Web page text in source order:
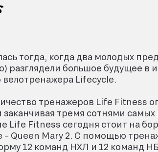
тогда, когда два молодых
разглядели большое будущее
велотренажера Lifecycle.
тренажеров Life Fitness
тремя сотнями
Life Fitness сегодня cтоит на
– Queen Mary 2. С помощью
12 команд НХЛ и 12 команд